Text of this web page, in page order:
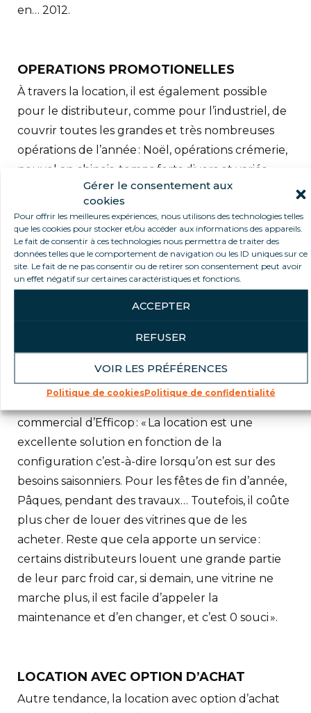
Gérer le consentement aux
cookies
Pour offrir les meilleures expériences, nous utilisons des technologies telles
que les cookies pour stocker et/ou accéder aux informations des appareils.
Le fait de consentir à ces technologies nous permettra de traiter des
données telles que le comportement de navigation ou les ID uniques sur ce
site. Le fait de ne pas consentir ou de retirer son consentement peut avoir
un effet négatif sur certaines caractéristiques et fonctions.
ACCEPTER
REFUSER
VOIR LES PRÉFÉRENCES
Politique de cookiesPolitique de confidentialité
en… 2012.
OPERATIONS PROMOTIONELLES
À travers la location, il est également possible
pour le distributeur, comme pour l’industriel, de
couvrir toutes les grandes et très nombreuses
opérations de l’année : Noël, opérations crémerie,
nouvel an chinois, temps forts divers et variés,
notamment sportifs. « La location et la promotion
sont ponctuelles. Elles nécessitent un apport en
froid dont le distributeur n’a pas besoin de
manière permanente. Pour les crèmes glacées,
par exemple, aucun distributeur ne dimensionne
son magasin pour présenter une centaine ou
plus de types de glaces en été. Mais à partir de
obligatoirement présentés au
consommateur », observe Stéphane Brindejonc,
directeur général d’Arneg France. Un constat
commercial d’Efficop : « La location est une
excellente solution en fonction de la
configuration c’est-à-dire lorsqu’on est sur des
besoins saisonniers. Pour les fêtes de fin d’année,
Pâques, pendant des travaux… Toutefois, il coûte
plus cher de louer des vitrines que de les
acheter. Reste que cela apporte un service :
certains distributeurs louent une grande partie
de leur parc froid car, si demain, une vitrine ne
marche plus, il est facile d’appeler la
maintenance et d’en changer, et c’est 0 souci ».
LOCATION AVEC OPTION D’ACHAT
Autre tendance, la location avec option d’achat